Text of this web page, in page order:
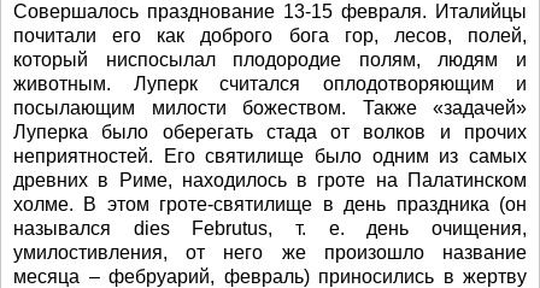
Совершалось празднование 13-15 февраля. Италийцы
почитали его как доброго бога гор, лесов, полей,
который ниспосылал плодородие полям, людям и
животным. Луперк считался оплодотворяющим и
посылающим милости божеством. Также «задачей»
Луперка было оберегать стада от волков и прочих
неприятностей. Его святилище было одним из самых
древних в Риме, находилось в гроте на Палатинском
холме. В этом гроте-святилище в день праздника (он
назывался dies Februtus, т. е. день очищения,
умилостивления, от него же произошло название
месяца – фебруарий, февраль) приносились в жертву